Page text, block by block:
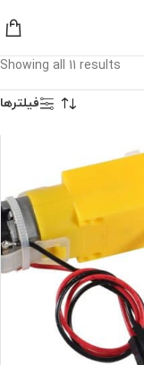
Showing all 11 results
فیلترها